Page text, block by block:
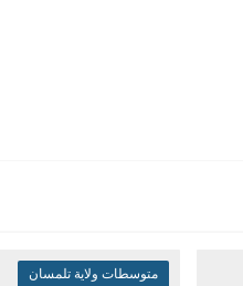
متوسطات ولاية تلمسان